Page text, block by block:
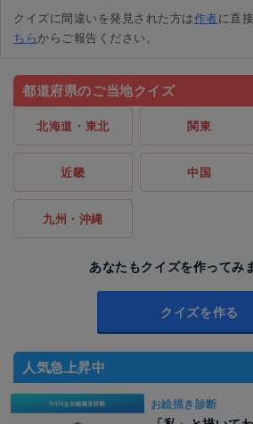
クイズに間違いを発見された方は作者に直
ちらからご報告ください。
都道府県のご当地クイズ
北海道・東北 関東
近畿 中国
九州・沖縄
あなたもクイズを作ってみ
クイズを作る
人気急上昇中
お絵描き診断